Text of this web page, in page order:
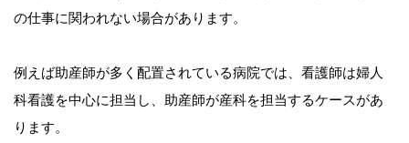
の仕事に関われない場合があります。
例えば助産師が多く配置されている病院では、看護師は婦人
科看護を中心に担当し、助産師が産科を担当するケースがあ
ります。